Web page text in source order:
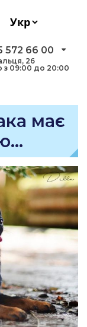
572 66 00
26
09:00 до 20:00
має